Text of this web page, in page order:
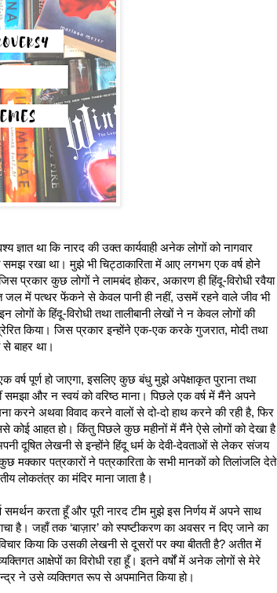
था कि नारद की उक्त कार्यवाही अनेक लोगों को नागवार
समझ रखा था। मुझे भी चिट्ठाकारिता में आए लगभग एक वर्ष होने
प्रकार कुछ लोगों ने लामबंद होकर, अकारण ही हिंदू-विरोधी रवैया
जल में पत्थर फेंकने से केवल पानी ही नहीं, उसमें रहने वाले जीव भी
लोगों के हिंदू-विरोधी तथा तालीबानी लेखों ने न केवल लोगों की
किया। जिस प्रकार इन्होंने एक-एक करके गुजरात, मोदी तथा
से बाहर था।
वर्ष पूर्ण हो जाएगा, इसलिए कुछ बंधु मुझे अपेक्षाकृत पुराना तथा
और न स्वयं को वरिष्ठ माना। पिछले एक वर्ष में मैंने अपने
करने अथवा विवाद करने वालों से दो-दो हाथ करने की रही है, फिर
कोई आहत हो। किंतु पिछले कुछ महीनों में मैंने ऐसे लोगों को देखा है
दूषित लेखनी से इन्होंने हिंदू धर्म के देवी-देवताओं से लेकर संजय
मक्कार पत्रकारों ने पत्रकारिता के सभी मानकों को तिलांजलि देते
लोकतंत्र का मंदिर माना जाता है।
समर्थन करता हूँ और पूरी नारद टीम मुझे इस निर्णय में अपने साथ
है। जहाँ तक ‘बाज़ार’ को स्पष्टीकरण का अवसर न दिए जाने का
किया कि उसकी लेखनी से दूसरों पर क्या बीतती है? अतीत में
आक्षेपों का विरोधी रहा हूँ। इतने वर्षों में अनेक लोगों से मेरे
ने उसे व्यक्तिगत रूप से अपमानित किया हो।